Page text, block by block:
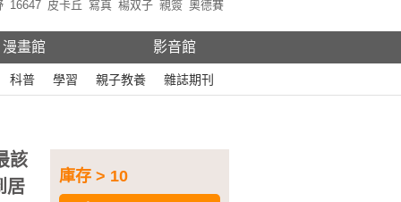
16647 皮卡丘 寫真 楊双子 親簽 奧德賽
漫畫館 影音館
科普 學習 親子教養 雜誌期刊
庫存 > 10
該
居